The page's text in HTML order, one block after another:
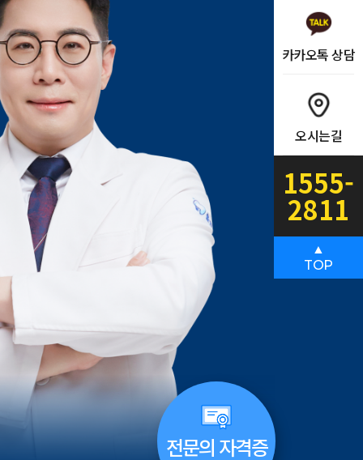
전문의 자격증
카카오톡 상담
오시는길
1555-
2811
▲
TOP